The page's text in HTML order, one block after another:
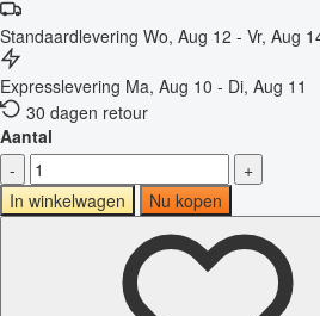
Standaardlevering Wo, Aug 12 - Vr, Aug
Expresslevering Ma, Aug 10 - Di, Aug 11
30 dagen retour
Aantal
-
+
In winkelwagen
Nu kopen